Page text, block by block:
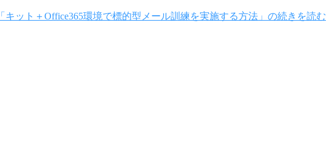
「キット＋Office365環境で標的型メール訓練を実施する方法」の続きを読む